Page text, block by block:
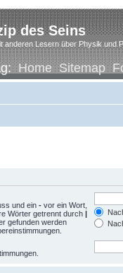
des Seins
anderen Lesern über Physik und
Home Sitemap
und ein - vor ein Wort,
Wörter getrennt durch |
gefunden werden